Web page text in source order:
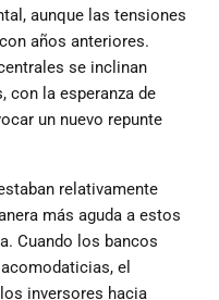
aunque las tensiones
años anteriores.
se inclinan
con la esperanza de
un nuevo repunte
relativamente
más aguda a estos
Cuando los bancos
el
inversores hacia